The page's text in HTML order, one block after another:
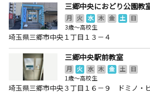
三郷中央におどり公園教
月 火 水 木 金 土
日
3歳～高校生
埼玉県三郷市中央１丁目１３－４
三郷中央駅前教室
月 火 水 木 金 土
日
1歳～高校生
埼玉県三郷市中央３丁目１６－９ ドミノ・